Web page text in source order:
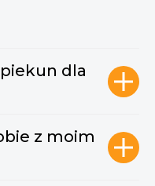
dla
z moim